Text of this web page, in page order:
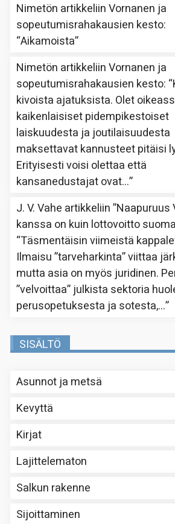
Nimetön artikkeliinVornanen ja
sopeutumisrahakausien kesto:
“Aikamoista”
Nimetön artikkeliinVornanen ja
sopeutumisrahakausien kesto: “
kivoista ajatuksista. Olet
kaikenlaisiset pidempikestoiset
laiskuudesta ja joutilaisuudesta
maksettavat kannusteet pitäisi
Erityisesti voisi olettaa että
kansanedustajat ovat…”
J. V. Vahe artikkeliin”Naapuruus
kanssa on kuin lottovoitto
“Täsmentäisin viimeistä
Ilmaisu ”tarveharkinta” viittaa
mutta asia on myös juridinen.
”velvoittaa” julkista sektoria
perusopetuksesta ja sotesta,…”
SISÄLTÖ
Asunnot ja metsä
Kevyttä
Kirjat
Lajittelematon
Salkun rakenne
Sijoittaminen